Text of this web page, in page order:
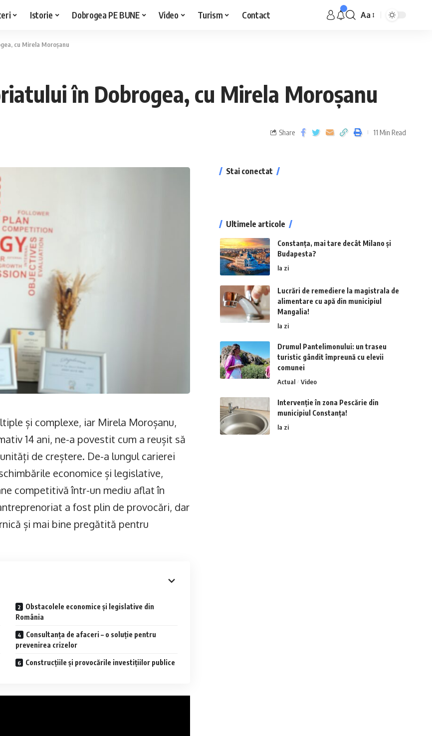
Istorie Dobrogea PE BUNE Video Turism Contact Aa
cu Mirela Moroșanu
în Dobrogea, cu Mirela Moroșanu
Share 11 Min Read
și complexe, iar Mirela Moroșanu,
14 ani, ne-a povestit cum a reușit să
de creștere. De-a lungul carierei
economice și legislative,
competitivă într-un mediu aflat în
a fost plin de provocări, dar
și mai bine pregătită pentru
Obstacolele economice și legislative din
România
Consultanța de afaceri – o soluție pentru
prevenirea crizelor
Construcțiile și provocările investițiilor publice
Stai conectat
Ultimele articole
Constanța, mai tare decât Milano și
Budapesta?
la zi
Lucrări de remediere la magistrala de
alimentare cu apă din municipiul
Mangalia!
la zi
Drumul Pantelimonului: un traseu
turistic gândit împreună cu elevii
comunei
Actual Video
Intervenție în zona Pescărie din
municipiul Constanța!
la zi